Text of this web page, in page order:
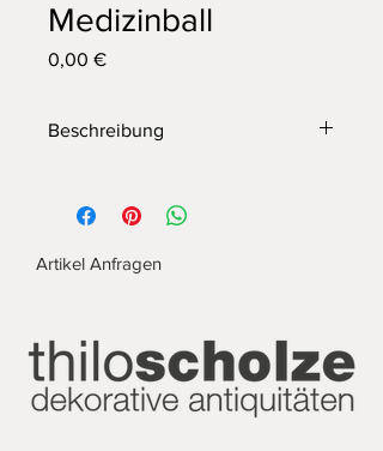
Medizinball
0,00 €Preis
Beschreibung
Maße: Durchmesser ca. 20 cm,
Artikel Anfragen